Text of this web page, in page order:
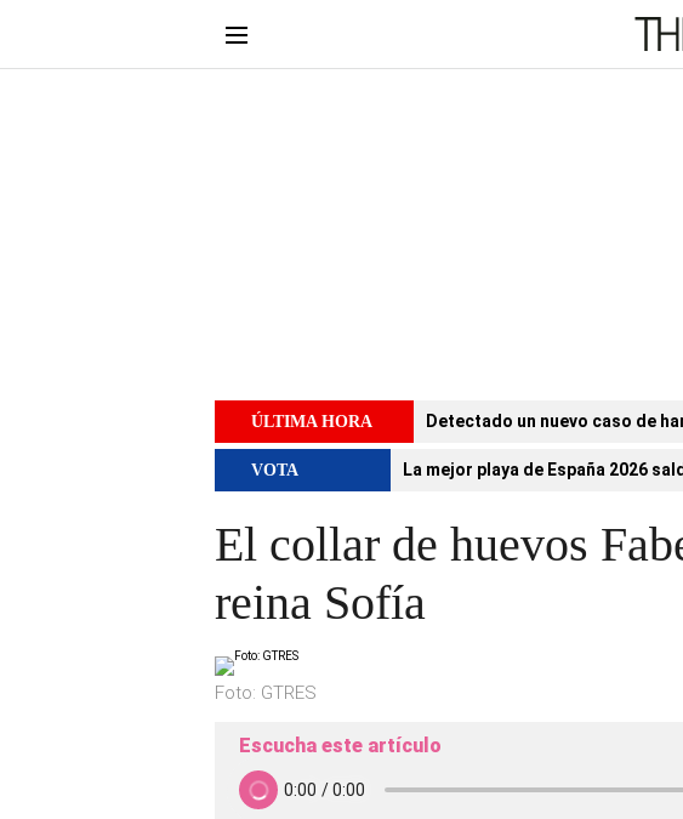
ÚLTIMA HORA Detectado un nuevo caso de
VOTA La mejor playa de España 2026
El collar de huevos
reina Sofía
Foto: GTRES
Escucha este artículo